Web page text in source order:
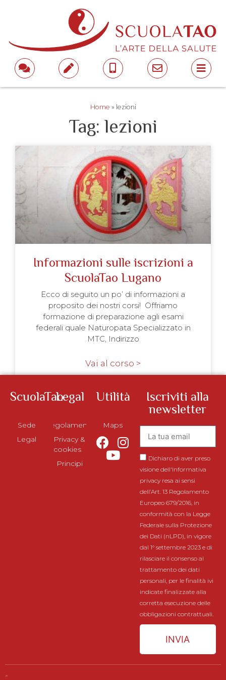
Home » lezioni
Tag: lezioni
Informazioni sulle iscrizioni a
ScuolaTao Lugano
Ecco di seguito un po’ di informazioni a
proposito dei nostri corsi! Offriamo
formazione di preparazione agli esami
federali quale Naturopata Specializzato in
MTC, Indirizzo
Vai al corso >
ScuolaTao
Sede
Legal
Legal
Regolamento
Privacy &
cookies
Principi
Utilità
Maps
Iscriviti alla
newsletter
Dichiaro di aver preso
visione dell'Informativa
privacy resa ai sensi
dell’Art. 13 Regolamento
Europeo 679/2016, in
conformità con la Legge
Federale sulla Protezione
dei Dati (nLPD), in vigore
dal 1° settembre 2023 e di
rilasciare il consenso al
trattamento dei dati
personali, per le finalità ivi
indicate finalizzate alla
corretta esecuzione delle
obbligazioni contrattuali.
INVIA